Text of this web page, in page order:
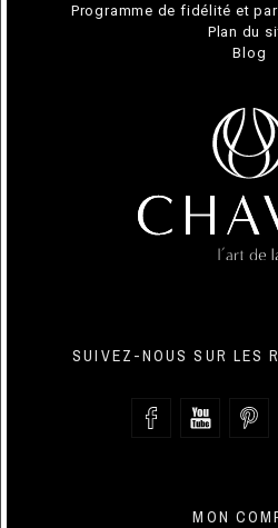
Programme de fidélité et
Plan du
Blog
SUIVEZ-NOUS SUR LES
MON